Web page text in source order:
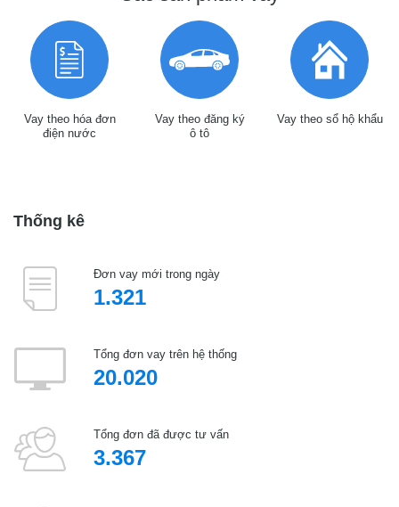
Vay theo hóa đơn
điện nước
Vay theo đăng ký
ô tô
Vay theo sổ hộ khẩu
Thống kê
Đơn vay mới trong ngày
1.321
Tổng đơn vay trên hệ thống
20.020
Tổng đơn đã được tư vấn
3.367